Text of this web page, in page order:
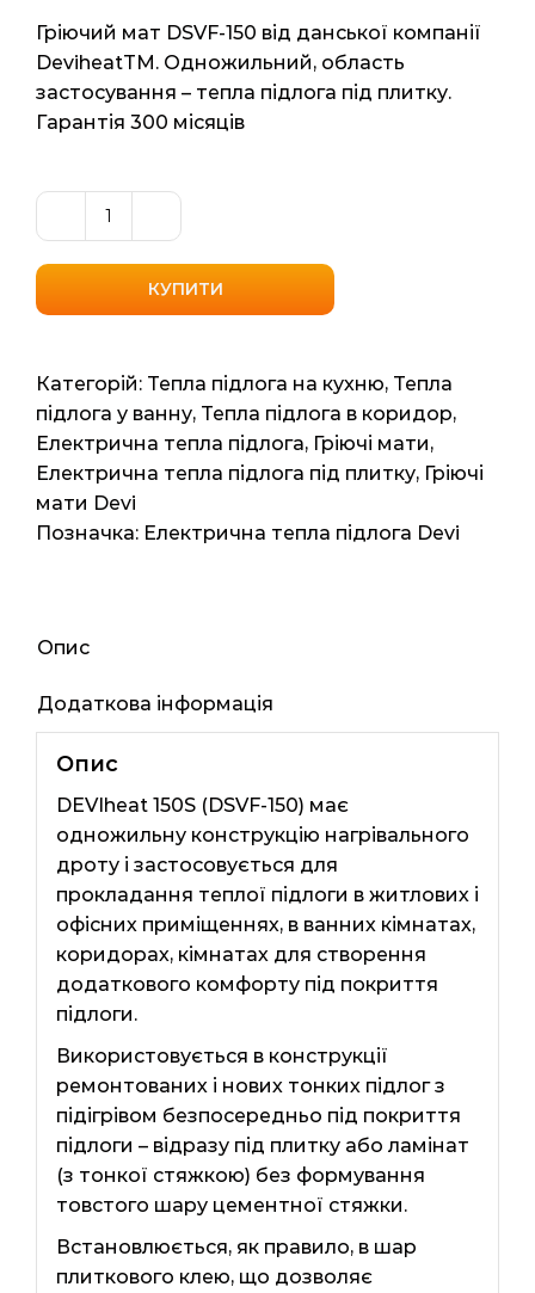
Гріючий мат DSVF-150 від данської компанії
DeviheatTM. Одножильний, область
застосування – тепла підлога під плитку.
Гарантія 300 місяців
Нагрівальний
мат
одножильний
DeviheatTM
(DSVF-
150
Данія)
2.5м2,
5мп,
345
КУПИТИ
Категорій: Тепла підлога на кухню, Тепла
підлога у ванну, Тепла підлога в коридор,
Електрична тепла підлога, Гріючі мати,
Електрична тепла підлога під плитку, Гріючі
мати Devi
Позначка: Електрична тепла підлога Devi
Опис
Додаткова інформація
Опис
DEVIheat 150S (DSVF-150) має
одножильну конструкцію нагрівального
дроту і застосовується для
прокладання теплої підлоги в житлових і
офісних приміщеннях, в ванних кімнатах,
коридорах, кімнатах для створення
додаткового комфорту під покриття
підлоги.
Використовується в конструкції
ремонтованих і нових тонких підлог з
підігрівом безпосередньо під покриття
підлоги – відразу під плитку або ламінат
(з тонкої стяжкою) без формування
товстого шару цементної стяжки.
Встановлюється, як правило, в шар
плиткового клею, що дозволяє